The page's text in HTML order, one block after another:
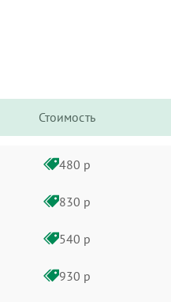
Стоимость
480 р
830 р
540 р
930 р